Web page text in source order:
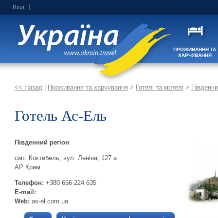
Вхід
ПРОЖИВАННЯ ТА
ХАРЧУВАННЯ
<< Назад Проживання та харчування > Готелі та мотелі >
Готель Ас-Ель
Південний регіон
смт. Коктебель, вул. Леніна, 127 а
АР Крим
Телефон: +380 656 224 635
E-mail:
Web: as-el.com.ua